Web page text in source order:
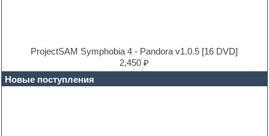
E-MU Samples
Electric guitar
Electric piano
ProjectSAM Symphobia 4 - Pandora v1.0.5 [16 DVD]
2,450 ₽
Новые поступления